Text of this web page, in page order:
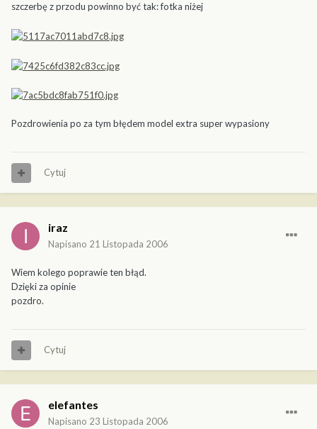
szczerbę z przodu powinno być tak: fotka niżej
Pozdrowienia po za tym błędem model extra super wypasiony
Cytuj
iraz
Napisano 21 Listopada 2006
Wiem kolego poprawie ten błąd.
Dzięki za opinie
pozdro.
Cytuj
elefantes
Napisano 23 Listopada 2006